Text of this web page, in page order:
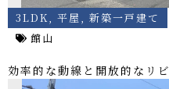
3LDK, 平屋 , 新築一戸建て
館山
効率的な動線と開放的なリ